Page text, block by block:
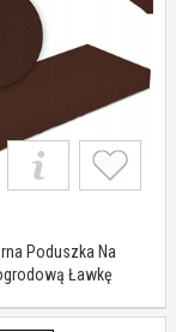
Poduszka Na
Ławkę